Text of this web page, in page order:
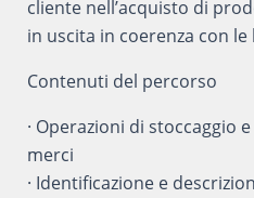
cliente nell’acquisto di
in uscita in coerenza con
Contenuti del percorso
· Operazioni di stoccaggio
merci
· Identificazione e